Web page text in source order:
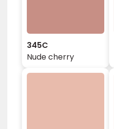
345C
Nude cherry